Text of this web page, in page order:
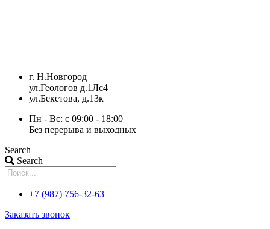
г. Н.Новгород
ул.Геологов д.1Лс4
ул.Бекетова, д.13к
Пн - Вс: с 09:00 - 18:00
Без перерыва и выходных
Search
Search
+7 (987) 756-32-63
Заказать звонок